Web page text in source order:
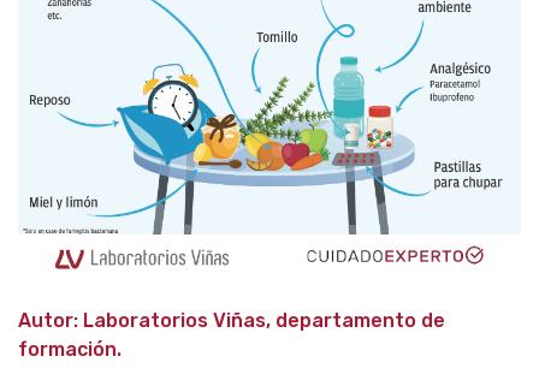
Autor: Laboratorios Viñas, departamento de
formación.